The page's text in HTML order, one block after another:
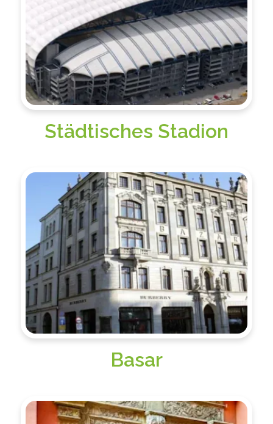
Städtisches Stadion
Basar